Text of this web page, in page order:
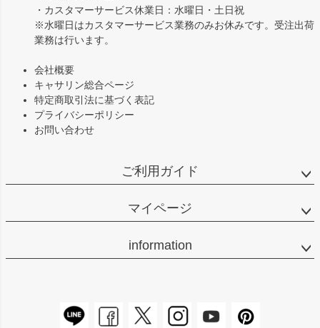
・カスタマーサービス休業日：水曜日・土日祝
※水曜日はカスタマーサービス業務のみお休みです。受注出荷
業務は行います。
会社概要
キャサリン総合ページ
特定商取引法に基づく表記
プライバシーポリシー
お問い合わせ
ご利用ガイド
マイページ
information